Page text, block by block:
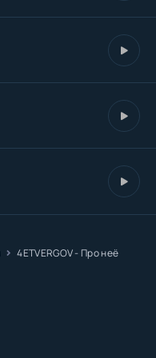
4ETVERGOV - Про неё